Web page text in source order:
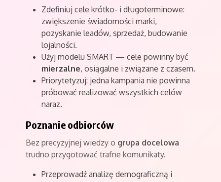
Zdefiniuj cele krótko- i długoterminowe:
zwiększenie świadomości marki,
pozyskanie leadów, sprzedaż, budowanie
lojalności.
Użyj modelu SMART — cele powinny być
mierzalne, osiągalne i związane z czasem.
Priorytetyzuj: jedna kampania nie powinna
próbować realizować wszystkich celów
naraz.
Poznanie odbiorców
Bez precyzyjnej wiedzy o grupa docelowa
trudno przygotować trafne komunikaty.
Przeprowadź analizę demograficzną i